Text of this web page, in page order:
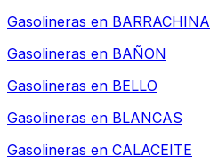
Gasolineras en BARRACHINA
Gasolineras en BAÑON
Gasolineras en BELLO
Gasolineras en BLANCAS
Gasolineras en CALACEITE